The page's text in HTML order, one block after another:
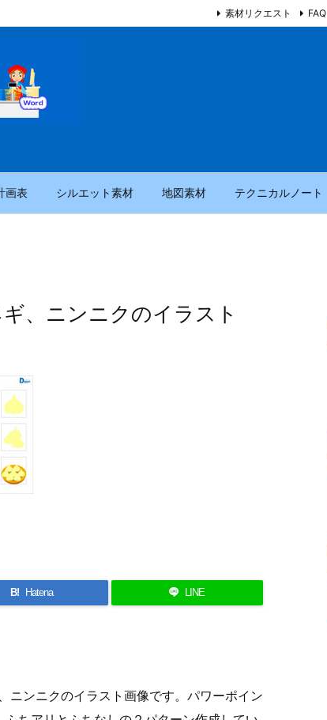
画表 シルエット素材 地図素材 テクニカルノート
素材リクエスト FAQ
、ニンニクのイラスト
B! Hatena LINE
ニンニクのイラスト画像です。パワーポイン